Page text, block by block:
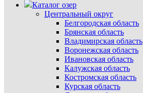
Каталог озер
Центральный округ
Белгородская область
Брянская область
Владимирская область
Воронежская область
Ивановская область
Калужская область
Костромская область
Курская область